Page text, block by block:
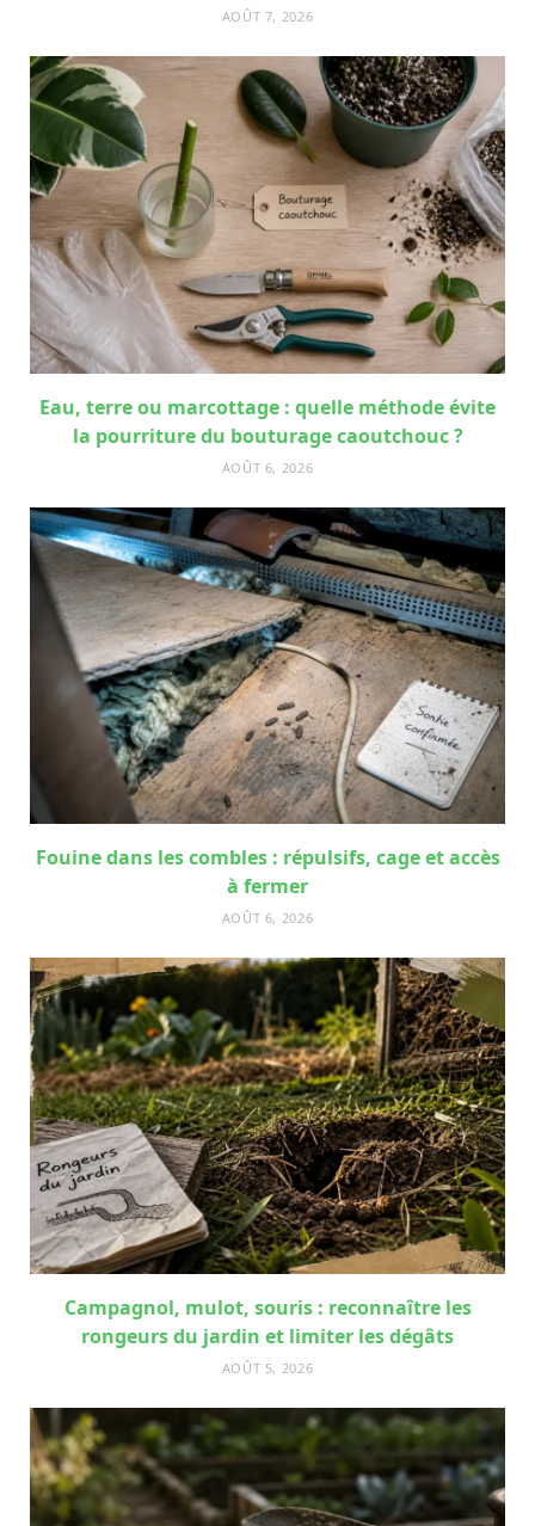
AOÛT 7, 2026
Eau, terre ou marcottage : quelle méthode évite
la pourriture du bouturage caoutchouc ?
AOÛT 6, 2026
Fouine dans les combles : répulsifs, cage et accès
à fermer
AOÛT 6, 2026
Campagnol, mulot, souris : reconnaître les
rongeurs du jardin et limiter les dégâts
AOÛT 5, 2026